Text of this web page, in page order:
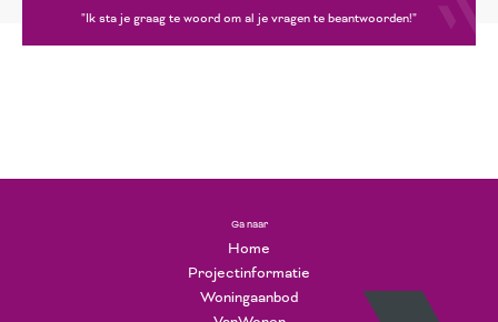
"Ik sta je graag te woord om al je vragen te beantwoorden!"
Ga naar
Home
Projectinformatie
Woningaanbod